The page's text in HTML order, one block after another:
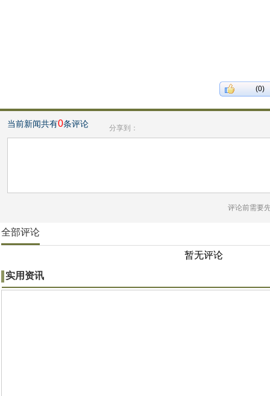
(0)
当前新闻共有0条评论 分享到：
评论前需要
全部评论
暂无评论
实用资讯